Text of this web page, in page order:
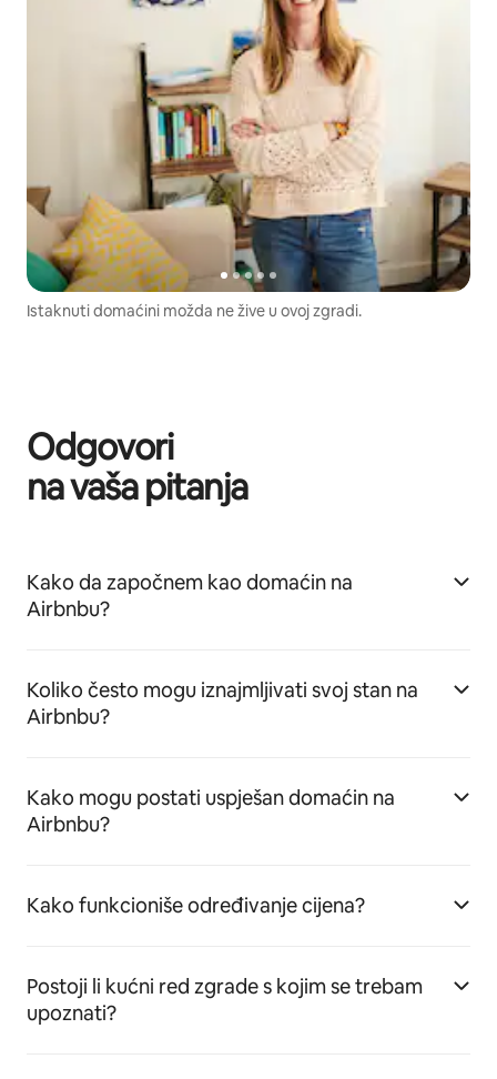
Istaknuti domaćini možda ne žive u ovoj zgradi.
Odgovori
na vaša pitanja
Kako da započnem kao domaćin na
Airbnbu?
Koliko često mogu iznajmljivati svoj stan na
Airbnbu?
Kako mogu postati uspješan domaćin na
Airbnbu?
Kako funkcioniše određivanje cijena?
Postoji li kućni red zgrade s kojim se trebam
upoznati?